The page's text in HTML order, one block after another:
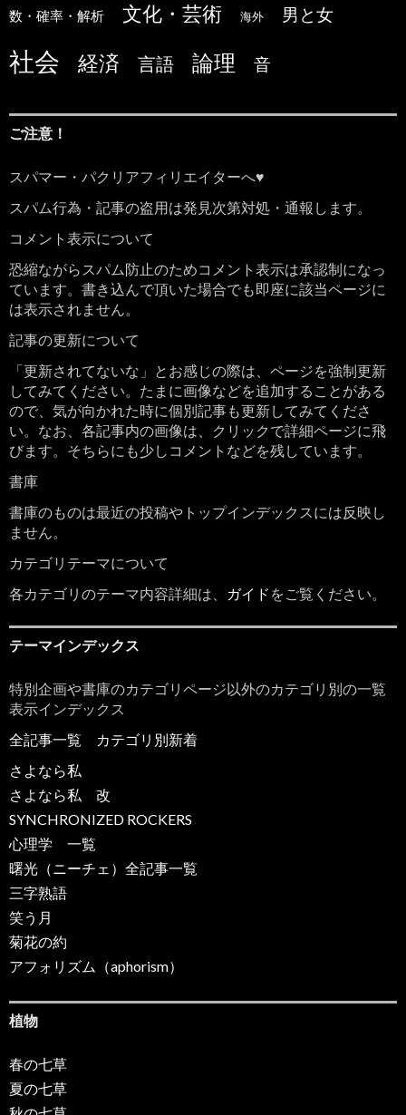
数・確率・解析 文化・芸術 海外 男と女
社会 経済 言語 論理 音
ご注意！
スパマー・パクリアフィリエイターへ♥
スパム行為・記事の盗用は発見次第対処・通報します。
コメント表示について
恐縮ながらスパム防止のためコメント表示は承認制になっ
ています。書き込んで頂いた場合でも即座に該当ページに
は表示されません。
記事の更新について
「更新されてないな」とお感じの際は、ページを強制更新
してみてください。たまに画像などを追加することがある
ので、気が向かれた時に個別記事も更新してみてくださ
い。なお、各記事内の画像は、クリックで詳細ページに飛
びます。そちらにも少しコメントなどを残しています。
書庫
書庫のものは最近の投稿やトップインデックスには反映し
ません。
カテゴリテーマについて
各カテゴリのテーマ内容詳細は、
ガイド をご覧ください。
テーマインデックス
特別企画や書庫のカテゴリページ以外のカテゴリ別の一覧
表示インデックス
全記事一覧
カテゴリ別新着
さよなら私
さよなら私 改
SYNCHRONIZED ROCKERS
心理学 一覧
曙光（ニーチェ）全記事一覧
三字熟語
笑う月
菊花の約
アフォリズム（aphorism）
植物
春の七草
夏の七草